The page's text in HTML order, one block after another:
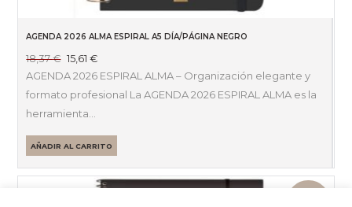
AGENDA 2026 ALMA ESPIRAL A5 DÍA/PÁGINA NEGRO
18,37€ El
precio
era:
18,37 €.
15,61€El
precio
es:
AGENDA 2026 ESPIRAL ALMA – Organización elegante y
formato profesional La AGENDA 2026 ESPIRAL ALMA es la
herramienta…
AÑADIR AL CARRITO